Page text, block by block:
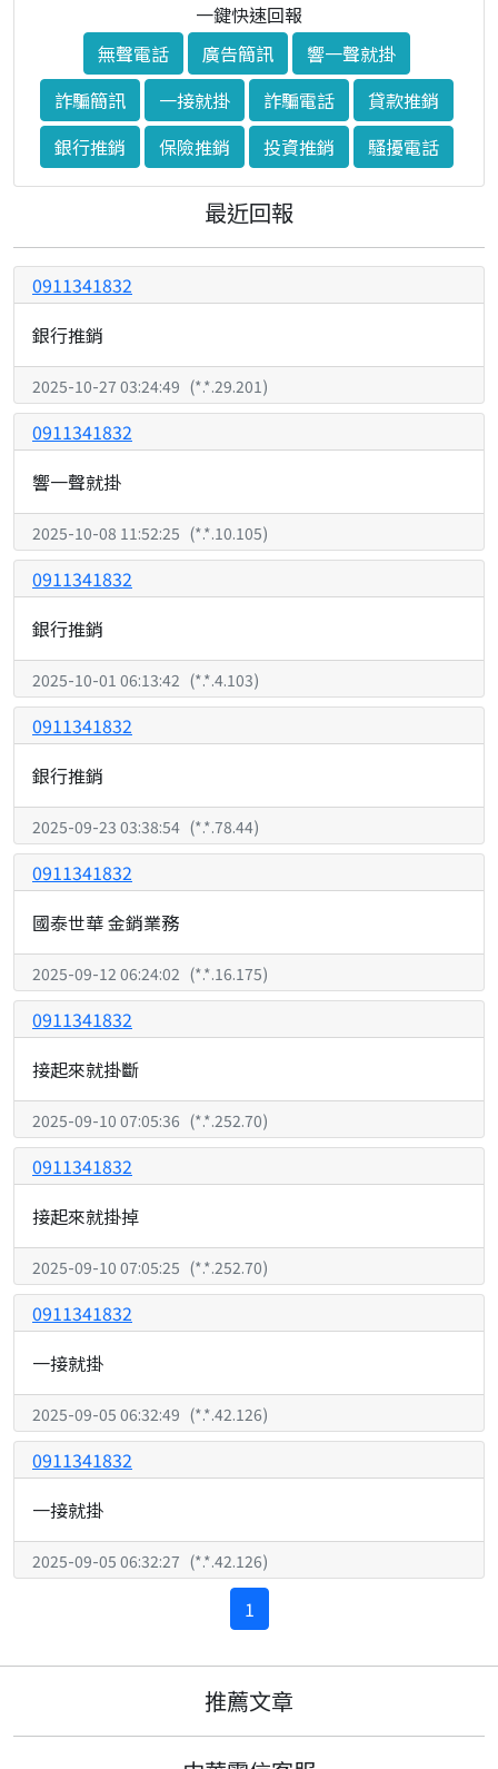
一鍵快速回報
無聲電話
廣告簡訊
響一聲就掛
詐騙簡訊
一接就掛 詐騙電話
貸款推銷
銀行推銷
保險推銷 投資推銷 騷擾電話
最近回報
0911341832
銀行推銷
2025-10-27 03:24:49 (*.*.29.201)
0911341832
響一聲就掛
2025-10-08 11:52:25 (*.*.10.105)
0911341832
銀行推銷
2025-10-01 06:13:42 (*.*.4.103)
0911341832
銀行推銷
2025-09-23 03:38:54 (*.*.78.44)
0911341832
國泰世華 金銷業務
2025-09-12 06:24:02 (*.*.16.175)
0911341832
接起來就掛斷
2025-09-10 07:05:36 (*.*.252.70)
0911341832
接起來就掛掉
2025-09-10 07:05:25 (*.*.252.70)
0911341832
一接就掛
2025-09-05 06:32:49 (*.*.42.126)
0911341832
一接就掛
2025-09-05 06:32:27 (*.*.42.126)
1
推薦文章